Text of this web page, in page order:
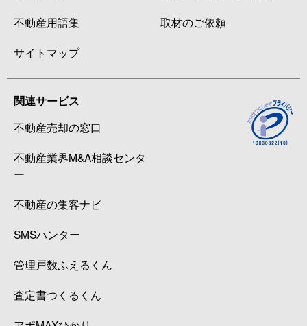
不動産用語集
サイトマップ
取材のご依頼
関連サービス
不動産売却の窓口
不動産業界M&A相談センタ
ー
不動産の集客ナビ
SMSハンター
管理戸数ふえるくん
査定書つくるくん